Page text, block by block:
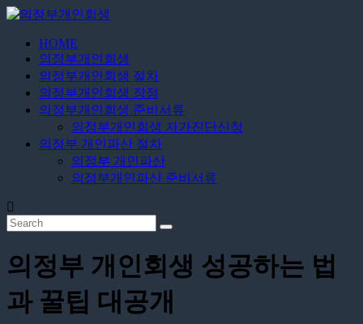
Skip
content
24
시
무
료
상
담
HOME
의정부개인회생
의정부개인회생 절차
의정부개인회생 장점
의정부개인회생 준비서류
의정부개인회생 자가진단신청
의정부 개인파산 절차
의정부 개인파산
의정부개인파산 준비서류
의정부 개인회생 성공하는 법
과 꿀팁 대공개